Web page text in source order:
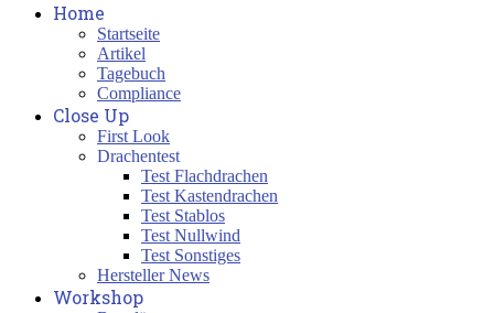
Home
Startseite
Artikel
Tagebuch
Compliance
Close Up
First Look
Drachentest
Test Flachdrachen
Test Kastendrachen
Test Stablos
Test Nullwind
Test Sonstiges
Hersteller News
Workshop